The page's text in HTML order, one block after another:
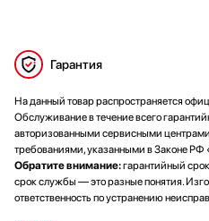
Гарантия
На данный товар распространяется
Обслуживание в течение всего
авторизованными сервисными
требованиями, указанными в Законе РФ
Обратите внимание:гарантийный
срок службы — это разные понятия.
ответственность по устранению